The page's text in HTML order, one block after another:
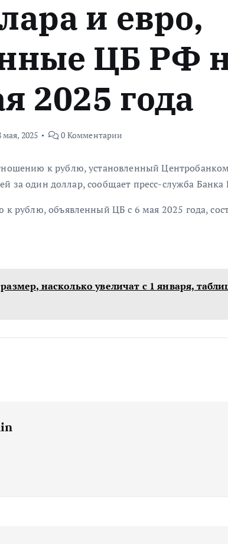
и евро,
ЦБ РФ
2025 года
мая, 2025 0 Комментарии
к рублю, установленный
за один доллар, сообщает пресс-служба Банка
рублю, объявленный ЦБ с 6 мая 2025 года,
насколько увеличат с 1 января,